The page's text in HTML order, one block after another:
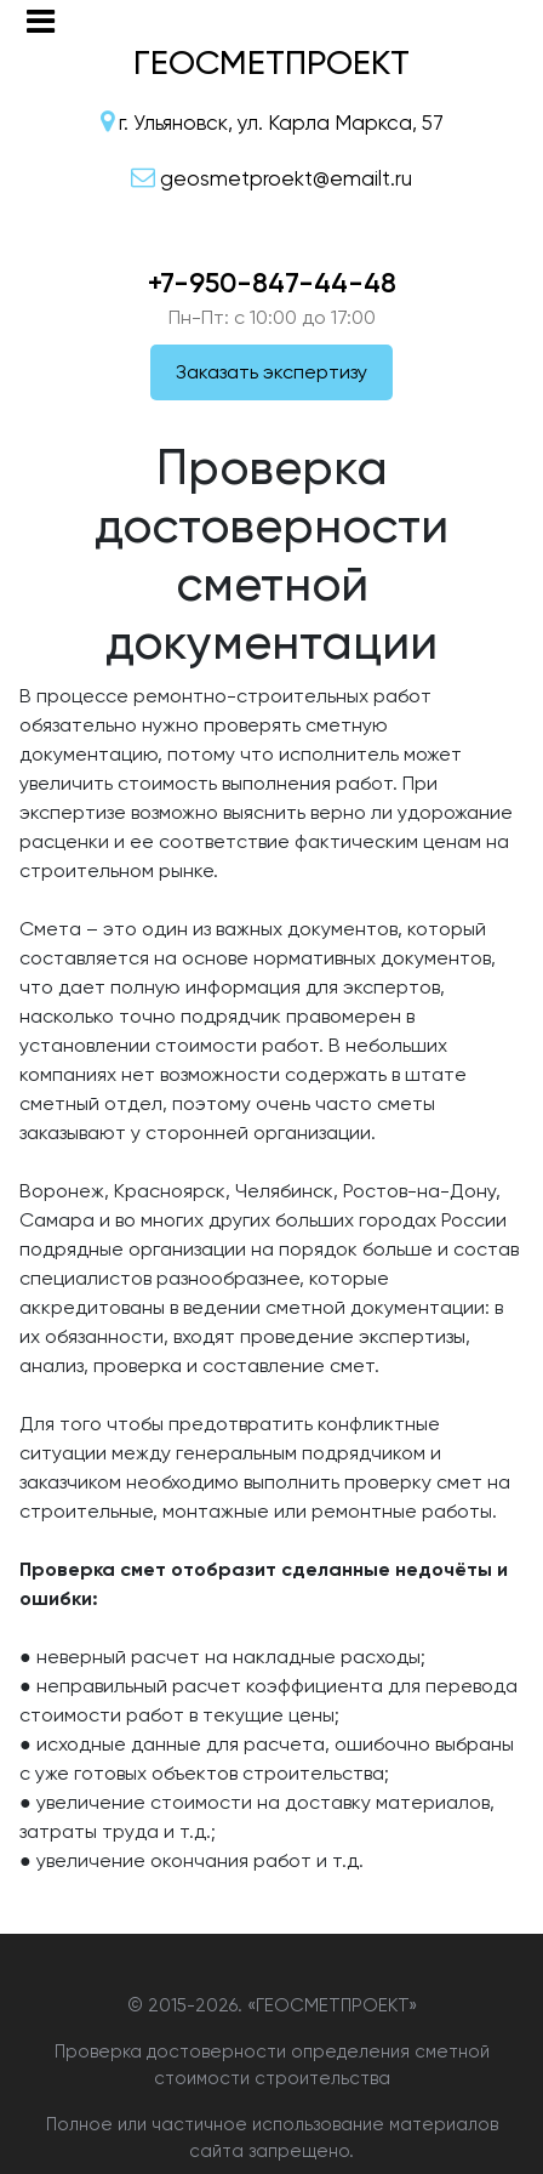
ГЕОСМЕТПРОЕКТ
г. Ульяновск, ул. Карла Маркса, 57
geosmetproekt@emailt.ru
+7-950-847-44-48
Пн-Пт: c 10:00 до 17:00
Заказать экспертизу
Проверка
достоверности
сметной
документации
В процессе ремонтно-строительных работ
обязательно нужно проверять сметную
документацию, потому что исполнитель может
увеличить стоимость выполнения работ. При
экспертизе возможно выяснить верно ли удорожание
расценки и ее соответствие фактическим ценам на
строительном рынке.
Смета – это один из важных документов, который
составляется на основе нормативных документов,
что дает полную информация для экспертов,
насколько точно подрядчик правомерен в
установлении стоимости работ. В небольших
компаниях нет возможности содержать в штате
сметный отдел, поэтому очень часто сметы
заказывают у сторонней организации.
Воронеж, Красноярск, Челябинск, Ростов-на-Дону,
Самара и во многих других больших городах России
подрядные организации на порядок больше и состав
специалистов разнообразнее, которые
аккредитованы в ведении сметной документации: в
их обязанности, входят проведение экспертизы,
анализ, проверка и составление смет.
Для того чтобы предотвратить конфликтные
ситуации между генеральным подрядчиком и
заказчиком необходимо выполнить проверку смет на
строительные, монтажные или ремонтные работы.
Проверка смет отобразит сделанные недочёты и
ошибки:
● неверный расчет на накладные расходы;
● неправильный расчет коэффициента для перевода
стоимости работ в текущие цены;
● исходные данные для расчета, ошибочно выбраны
с уже готовых объектов строительства;
● увеличение стоимости на доставку материалов,
затраты труда и т.д.;
● увеличение окончания работ и т.д.
© 2015-2026. «ГЕОСМЕТПРОЕКТ»
Проверка достоверности определения сметной
стоимости строительства
Полное или частичное использование материалов
сайта запрещено.